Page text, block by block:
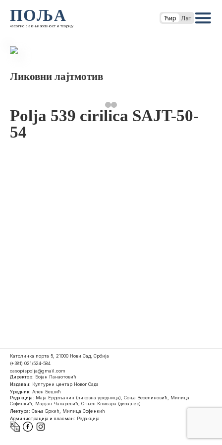
ПОЉА
часопис за књижевност и теорију
Ћир Лат
Ликовни лајтмотив
Polja 539 cirilica SAJT-50-
54
Католичка порта 5, 21000 Нови Сад, Србија
(+381) 021/524-584
casopispolja@gmail.com
Директор: Бојан Панаотовић
Издавач: Културни центар Новог Сада
Уредник: Ален Бешић
Редакција: Маја Ердељанин (ликовна уредница), Соња Веселиновић, Милица
Софинкић, Марјан Чакаревић, Огњен Клисара (дизајнер)
Лектура: Сања Бркић, Милица Софинкић
Администрација и пласман: Редакција